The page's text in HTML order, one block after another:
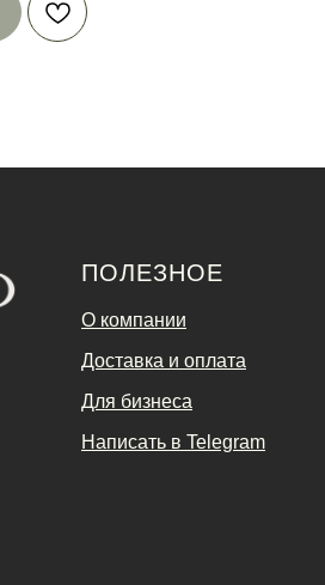
ПОЛЕЗНОЕ
О компании
Доставка и оплата
Для бизнеса
Написать в Telegram